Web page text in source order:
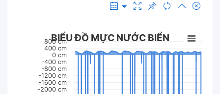
BIỂU ĐỒ MỰC NƯỚC BIỂN
-2000 cm
-1600 cm
-1200 cm
-800 cm
-400 cm
0 cm
400 cm
800 cm